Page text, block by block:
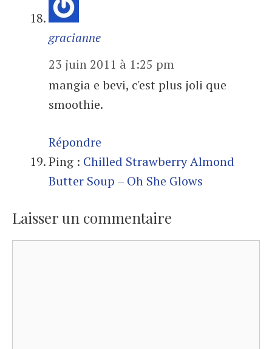
gracianne
23 juin 2011 à 1:25 pm
mangia e bevi, c'est plus joli que
smoothie.
Répondre
Ping : Chilled Strawberry Almond
Butter Soup – Oh She Glows
Laisser un commentaire